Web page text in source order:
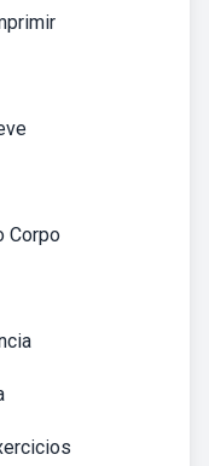
Corpo